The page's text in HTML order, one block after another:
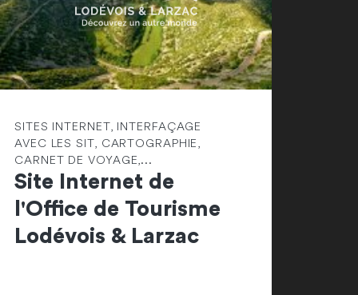
SITES INTERNET, INTERFAÇAGE
AVEC LES SIT, CARTOGRAPHIE,
CARNET DE VOYAGE,...
Site Internet de
l'Office de Tourisme
Lodévois & Larzac